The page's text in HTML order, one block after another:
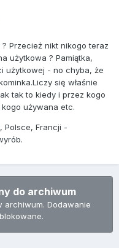
Przecież nikt nikogo teraz
użytkowa ? Pamiątka,
użytkowej - no chyba, że
się właśnie
tak to kiedy i przez kogo
używana etc.
Polsce, Francji -
do archiwum
archiwum. Dodawanie